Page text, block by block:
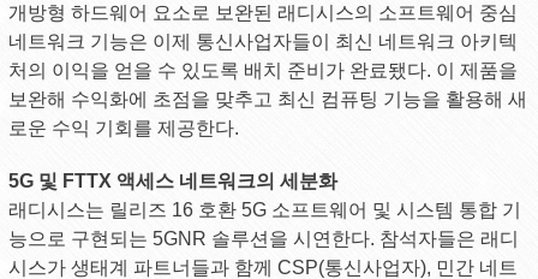
개방형 하드웨어 요소로 보완된 래디시스의 소프트웨어 중심
네트워크 기능은 이제 통신사업자들이 최신 네트워크 아키텍
처의 이익을 얻을 수 있도록 배치 준비가 완료됐다. 이 제품을
보완해 수익화에 초점을 맞추고 최신 컴퓨팅 기능을 활용해 새
로운 수익 기회를 제공한다.
5G 및 FTTX 액세스 네트워크의 세분화
래디시스는 릴리즈 16 호환 5G 소프트웨어 및 시스템 통합 기
능으로 구현되는 5GNR 솔루션을 시연한다. 참석자들은 래디
시스가 생태계 파트너들과 함께 CSP(통신사업자), 민간 네트